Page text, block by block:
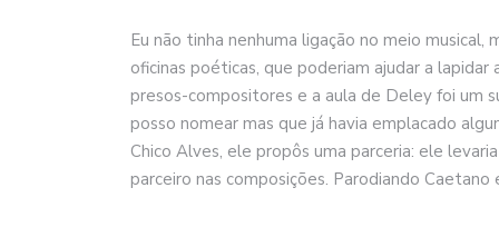
Eu não tinha nenhuma ligação no meio
oficinas poéticas, que poderiam ajudar a
presos-compositores e a aula de Deley foi um
posso nomear mas que já havia emplacado
Chico Alves, ele propôs uma parceria: ele
parceiro nas composições. Parodiando